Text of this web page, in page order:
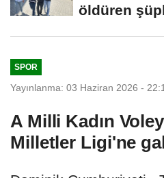
öldüren
SPOR
Yayınlanma: 03 Haziran 2026 -
A Milli Kadın
Milletler Ligi'ne